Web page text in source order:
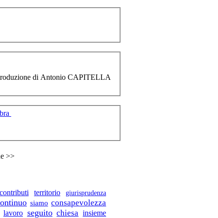
di Antonio CAPITELLA
>>
territorio giurisprudenza
siamo consapevolezza
lavoro seguito chiesa insieme